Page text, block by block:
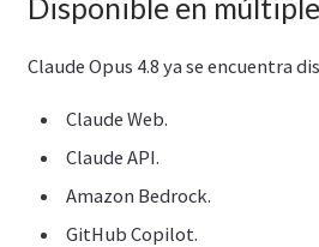
Disponible en
Claude Opus 4.8 ya se encuentra
Claude Web.
Claude API.
Amazon Bedrock.
GitHub Copilot.